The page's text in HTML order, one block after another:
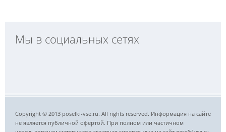
Мы в социальных сетях
Copyright © 2013 poselki-vse.ru. All rights reserved. Информация на сайте
не является публичной офертой. При полном или частичном